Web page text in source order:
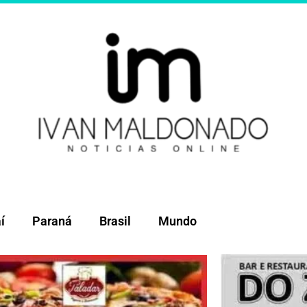
Paraná Brasil Mundo